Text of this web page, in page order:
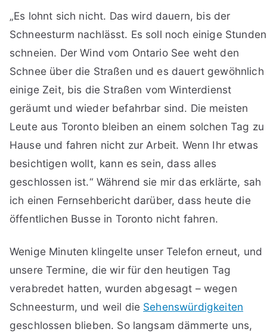
„Es lohnt sich nicht. Das wird dauern, bis der
Schneesturm nachlässt. Es soll noch einige Stunden
schneien. Der Wind vom Ontario See weht den
Schnee über die Straßen und es dauert gewöhnlich
einige Zeit, bis die Straßen vom Winterdienst
geräumt und wieder befahrbar sind. Die meisten
Leute aus Toronto bleiben an einem solchen Tag zu
Hause und fahren nicht zur Arbeit. Wenn Ihr etwas
besichtigen wollt, kann es sein, dass alles
geschlossen ist.“ Während sie mir das erklärte, sah
ich einen Fernsehbericht darüber, dass heute die
öffentlichen Busse in Toronto nicht fahren.
Wenige Minuten klingelte unser Telefon erneut, und
unsere Termine, die wir für den heutigen Tag
verabredet hatten, wurden abgesagt – wegen
Schneesturm, und weil die Sehenswürdigkeiten
geschlossen blieben. So langsam dämmerte uns,